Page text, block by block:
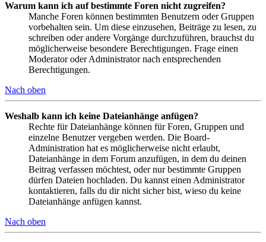
Warum kann ich auf bestimmte Foren nicht zugreifen?
Manche Foren können bestimmten Benutzern oder Gruppen
vorbehalten sein. Um diese einzusehen, Beiträge zu lesen, zu
schreiben oder andere Vorgänge durchzuführen, brauchst du
möglicherweise besondere Berechtigungen. Frage einen
Moderator oder Administrator nach entsprechenden
Berechtigungen.
Nach oben
Weshalb kann ich keine Dateianhänge anfügen?
Rechte für Dateianhänge können für Foren, Gruppen und
einzelne Benutzer vergeben werden. Die Board-
Administration hat es möglicherweise nicht erlaubt,
Dateianhänge in dem Forum anzufügen, in dem du deinen
Beitrag verfassen möchtest, oder nur bestimmte Gruppen
dürfen Dateien hochladen. Du kannst einen Administrator
kontaktieren, falls du dir nicht sicher bist, wieso du keine
Dateianhänge anfügen kannst.
Nach oben